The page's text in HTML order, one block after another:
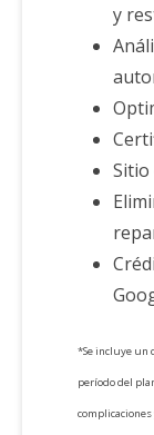
y
Sitio
*Se incluye un
período del